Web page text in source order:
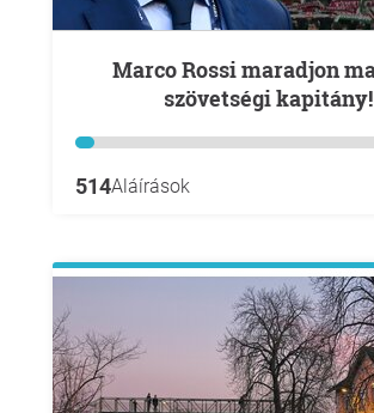
Marco Rossi maradjon magyar
szövetségi kapitány!
514Aláírások